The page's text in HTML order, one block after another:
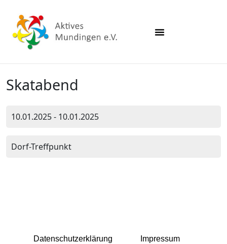
Skatabend
10.01.2025 - 10.01.2025
Dorf-Treffpunkt
Datenschutzerklärung
Impressum